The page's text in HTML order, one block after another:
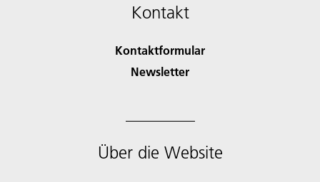
Kontakt
Kontaktformular
Newsletter
Über die Website